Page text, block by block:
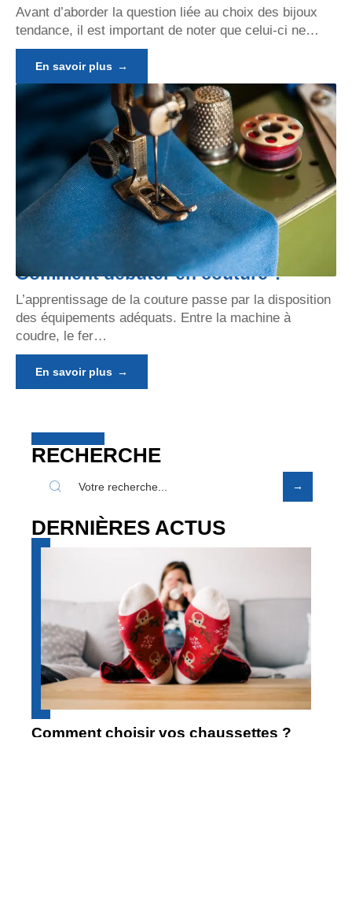
Avant d’aborder la question liée au choix des bijoux
tendance, il est important de noter que celui-ci ne…
En savoir plus
Comment débuter en couture ?
L’apprentissage de la couture passe par la disposition
des équipements adéquats. Entre la machine à
coudre, le fer…
En savoir plus
RECHERCHE
DERNIÈRES ACTUS
Comment choisir vos chaussettes ?